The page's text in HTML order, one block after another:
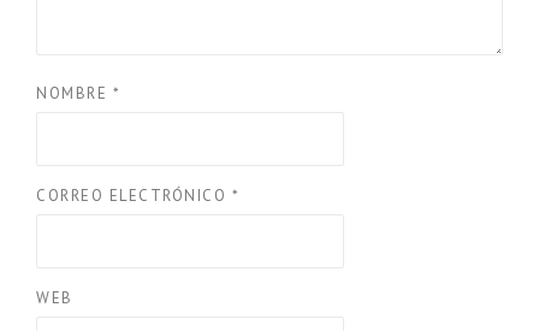
NOMBRE *
CORREO ELECTRÓNICO *
WEB